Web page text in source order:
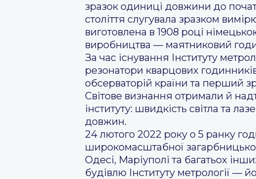
зразок одиниці довжини до
століття слугувала зразком
виготовлена в 1908 році
виробництва — маятниковий
За час існування Інституту
резонатори кварцових
обсерваторій країни та перший
Світове визнання отримали й
інституту: швидкість світла та
довжин.
24 лютого 2022 року о 5 ранку
широкомасштабної
Одесі, Маріуполі та багатьох
будівлю Інституту метрології —